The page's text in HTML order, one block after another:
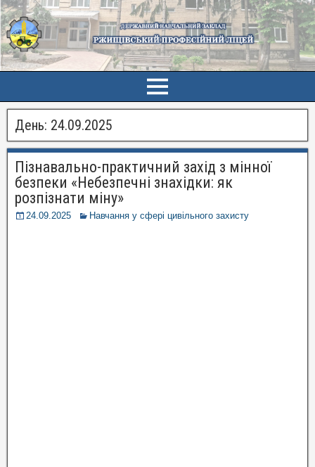
День: 24.09.2025
Пізнавально-практичний захід з мінної
безпеки «Небезпечні знахідки: як
розпізнати міну»
24.09.2025 Навчання у сфері цивільного захисту